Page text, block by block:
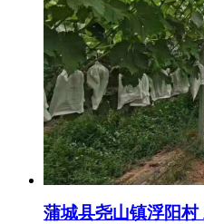
蒲城县尧山镇浮阳